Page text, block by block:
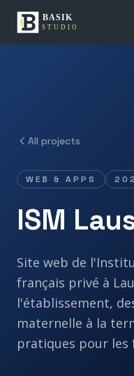
All projects
WEB & APPS
ISM
Site web de
français privé à
l'établissement,
maternelle à la
pratiques pour les